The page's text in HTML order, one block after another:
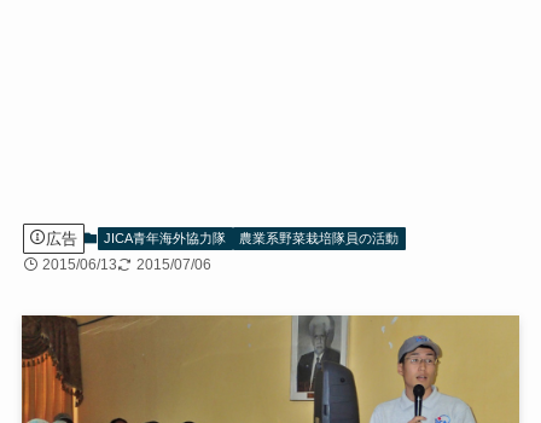
広告 JICA青年海外協力隊 農業系野菜栽培隊員の活動
2015/06/13 2015/07/06